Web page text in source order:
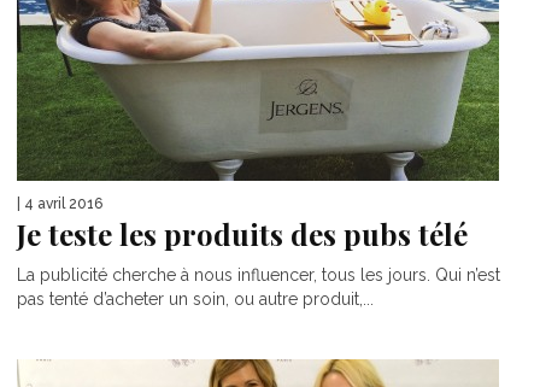
| 4 avril 2016
Je teste les produits des pubs télé
La publicité cherche à nous influencer, tous les jours. Qui n’est
pas tenté d’acheter un soin, ou autre produit,...